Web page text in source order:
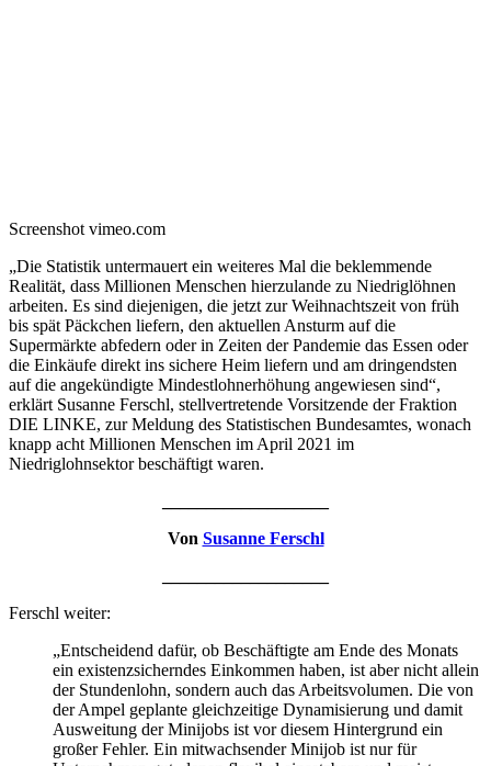
Screenshot vimeo.com
„Die Statistik untermauert ein weiteres Mal die beklemmende
Realität, dass Millionen Menschen hierzulande zu Niedriglöhnen
arbeiten. Es sind diejenigen, die jetzt zur Weihnachtszeit von früh
bis spät Päckchen liefern, den aktuellen Ansturm auf die
Supermärkte abfedern oder in Zeiten der Pandemie das Essen oder
die Einkäufe direkt ins sichere Heim liefern und am dringendsten
auf die angekündigte Mindestlohnerhöhung angewiesen sind“,
erklärt Susanne Ferschl, stellvertretende Vorsitzende der Fraktion
DIE LINKE, zur Meldung des Statistischen Bundesamtes, wonach
knapp acht Millionen Menschen im April 2021 im
Niedriglohnsektor beschäftigt waren.
Von Susanne Ferschl
Ferschl weiter:
„Entscheidend dafür, ob Beschäftigte am Ende des Monats
ein existenzsicherndes Einkommen haben, ist aber nicht allein
der Stundenlohn, sondern auch das Arbeitsvolumen. Die von
der Ampel geplante gleichzeitige Dynamisierung und damit
Ausweitung der Minijobs ist vor diesem Hintergrund ein
großer Fehler. Ein mitwachsender Minijob ist nur für